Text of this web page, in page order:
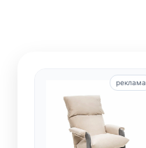
реклама